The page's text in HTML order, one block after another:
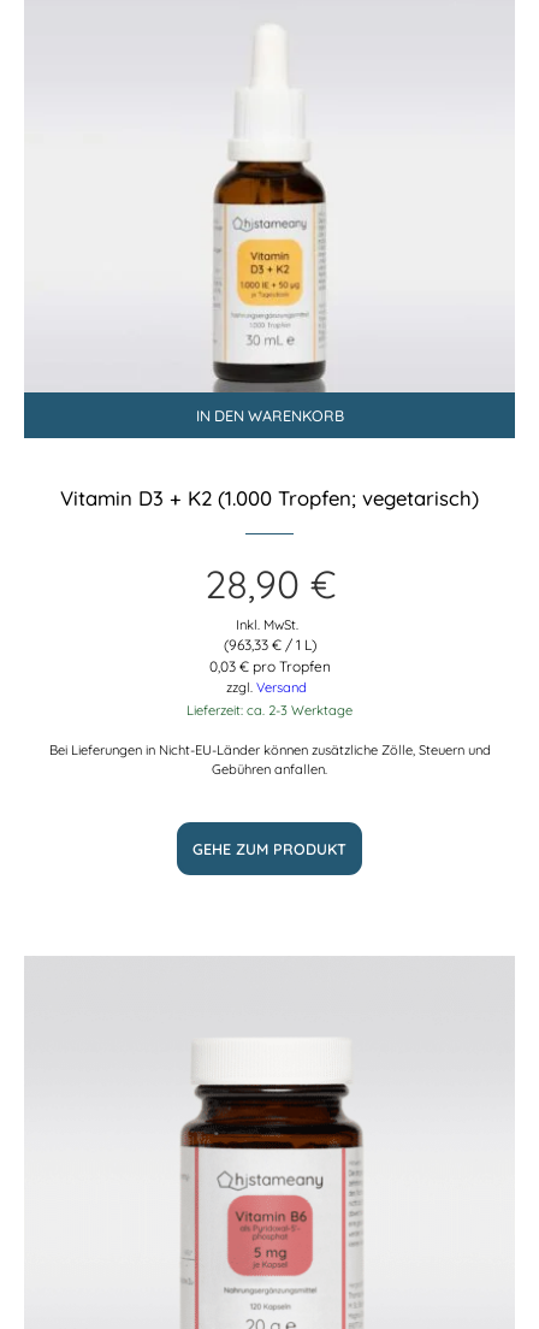
IN DEN WARENKORB
Vitamin D3 + K2 (1.000 Tropfen; vegetarisch)
28,90 €
Inkl. MwSt.
(963,33 €/ 1 L)
0,03 € pro Tropfen
zzgl. Versand
Lieferzeit: ca. 2-3 Werktage
Bei Lieferungen in Nicht-EU-Länder können zusätzliche Zölle, Steuern und
Gebühren anfallen.
GEHE ZUM PRODUKT